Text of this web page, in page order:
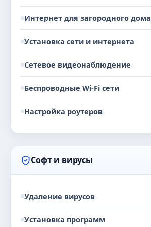
Интернет для загородного дома
Установка сети и интернета
Сетевое видеонаблюдение
Беспроводные Wi-Fi сети
Настройка роутеров
Софт и вирусы
Удаление вирусов
Установка программ